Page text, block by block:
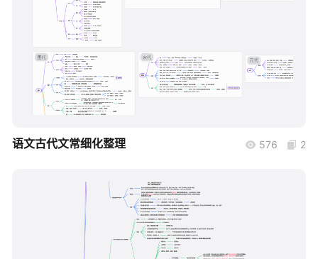
语文古代文常细化整理 576 2